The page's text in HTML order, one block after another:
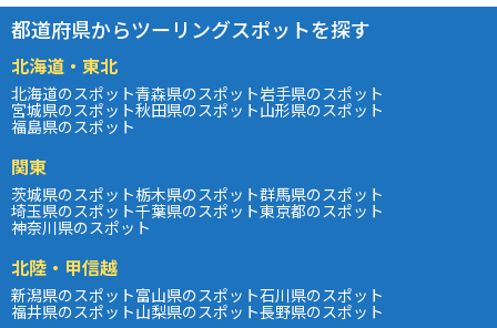
都道府県からツーリングスポットを探す
北海道・東北
北海道のスポット青森県のスポット岩手県のスポット
宮城県のスポット秋田県のスポット山形県のスポット
福島県のスポット
関東
茨城県のスポット栃木県のスポット群馬県のスポット
埼玉県のスポット千葉県のスポット東京都のスポット
神奈川県のスポット
北陸・甲信越
新潟県のスポット富山県のスポット石川県のスポット
福井県のスポット山梨県のスポット長野県のスポット